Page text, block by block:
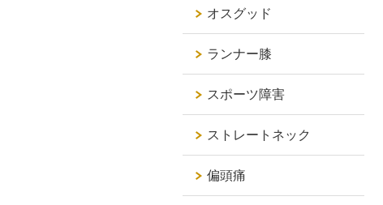
オスグッド
ランナー膝
スポーツ障害
ストレートネック
偏頭痛